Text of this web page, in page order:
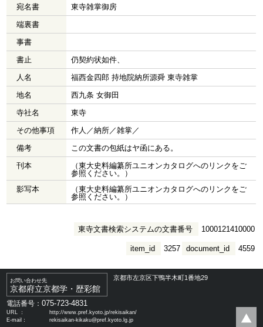
宛名書
東寺雑掌御房
端裏書
事書
書止
仍契約状如件、
人名
福西金四郎 持地院納所源舜 東寺雑掌
地名
西九条 女御田
寺社名
東寺
その他事項
作人／納所／雑掌／
備考
この文書の包紙はヤ函にある。
刊本
（東大史料編纂所ユニオンカタログへのリンクをご
参照ください。）
影写本
（東大史料編纂所ユニオンカタログへのリンクをご
参照ください。）
東寺文書検索システムの文書番号 1000121410000
document_id 4559
item_id 3257
お問い合わせ先
京都府立京都学・歴彩館
京都市左京区下鴨半木町1番地29
電話番号：075-723-4831
URL ：
http://www.pref.kyoto.jp/rekisaikan/
E-mail：
rekisaikan-kikaku@pref.kyoto.lg.jp